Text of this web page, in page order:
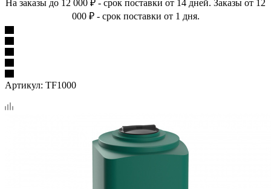
На заказы до 12 000 ₽ - срок поставки от 14 дней. Заказы от 12
000 ₽ - срок поставки от 1 дня.
Артикул: TF1000